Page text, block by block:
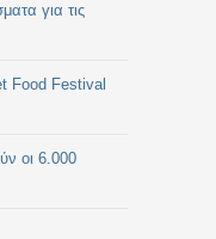
για τις
Food Festival
οι 6.000